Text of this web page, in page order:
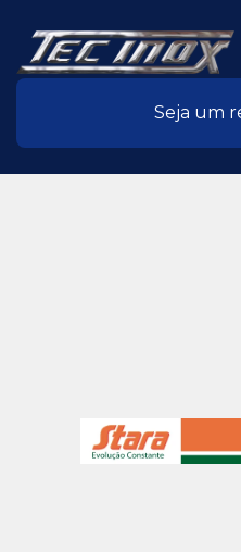
Seja um